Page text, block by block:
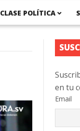
CLASE POLÍTICA
en tu
Email